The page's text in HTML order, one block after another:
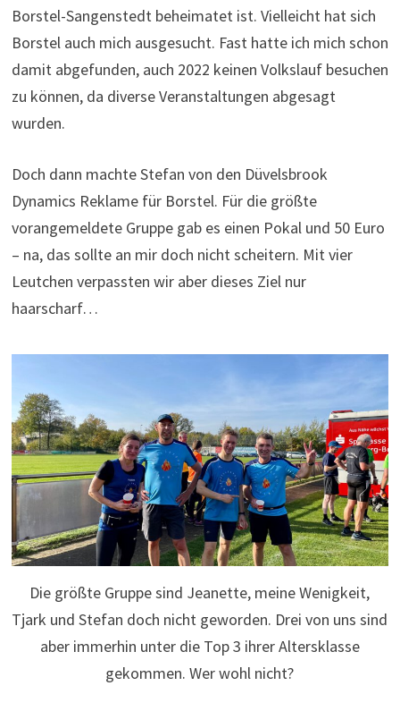
Borstel-Sangenstedt beheimatet ist. Vielleicht hat sich
Borstel auch mich ausgesucht. Fast hatte ich mich schon
damit abgefunden, auch 2022 keinen Volkslauf besuchen
zu können, da diverse Veranstaltungen abgesagt
wurden.
Doch dann machte Stefan von den Düvelsbrook
Dynamics Reklame für Borstel. Für die größte
vorangemeldete Gruppe gab es einen Pokal und 50 Euro
– na, das sollte an mir doch nicht scheitern. Mit vier
Leutchen verpassten wir aber dieses Ziel nur
haarscharf…
Die größte Gruppe sind Jeanette, meine Wenigkeit,
Tjark und Stefan doch nicht geworden. Drei von uns sind
aber immerhin unter die Top 3 ihrer Altersklasse
gekommen. Wer wohl nicht?